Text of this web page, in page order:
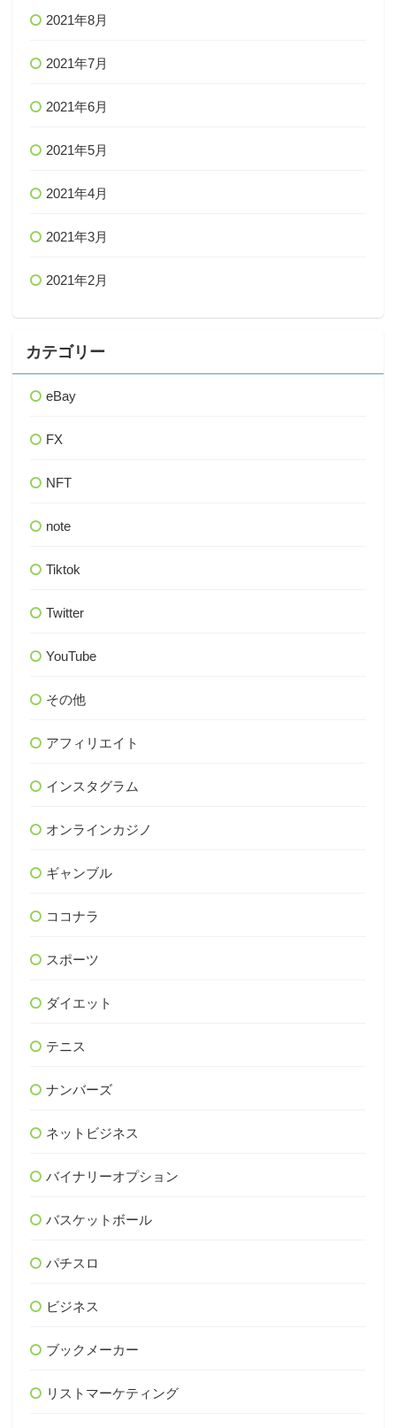
2021年8月
2021年7月
2021年6月
2021年5月
2021年4月
2021年3月
2021年2月
カテゴリー
eBay
FX
NFT
note
Tiktok
Twitter
YouTube
その他
アフィリエイト
インスタグラム
オンラインカジノ
ギャンブル
ココナラ
スポーツ
ダイエット
テニス
ナンバーズ
ネットビジネス
バイナリーオプション
バスケットボール
パチスロ
ビジネス
ブックメーカー
リストマーケティング